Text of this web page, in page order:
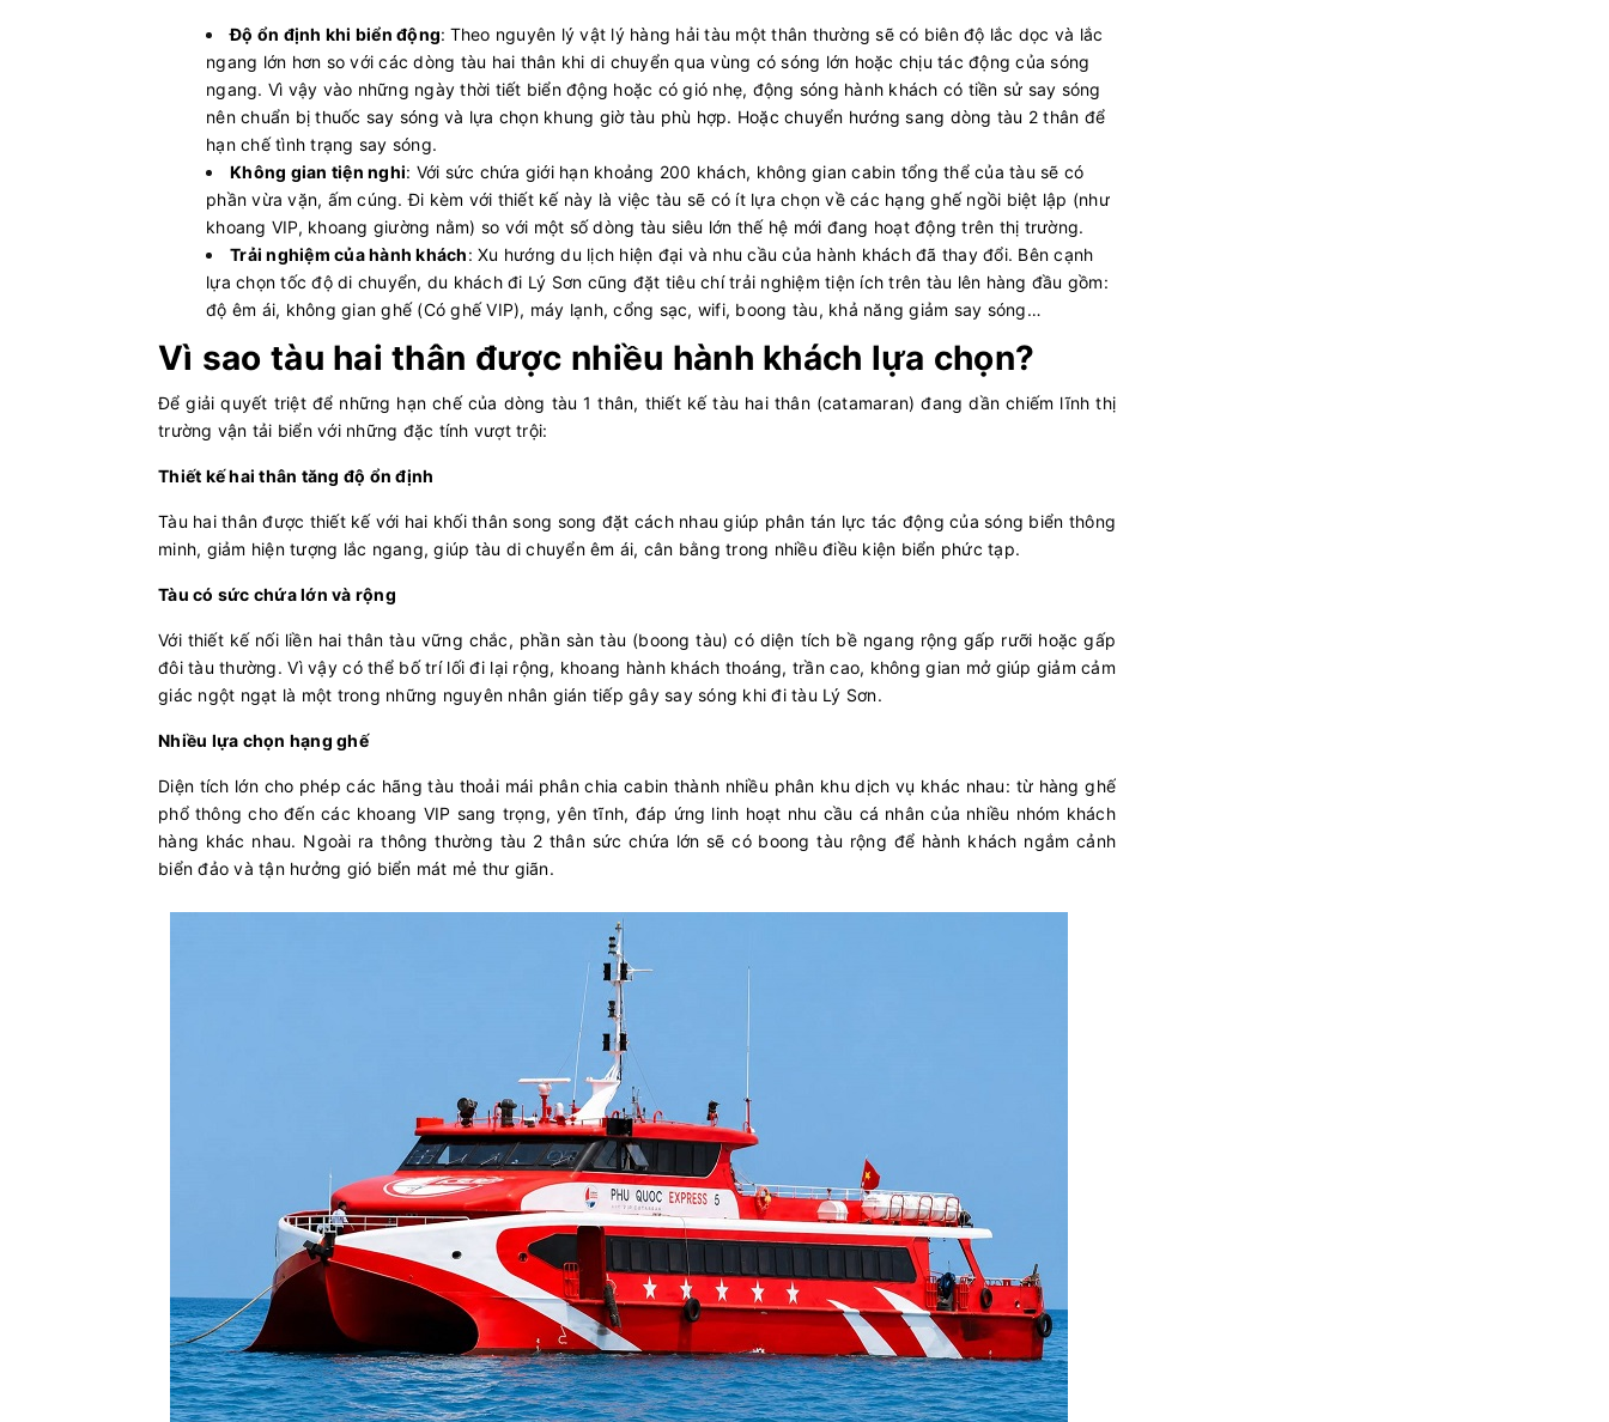
Độ ổn định khi biển động: Theo nguyên lý vật lý hàng hải tàu một thân thường sẽ có biên độ lắc dọc và lắc
ngang lớn hơn so với các dòng tàu hai thân khi di chuyển qua vùng có sóng lớn hoặc chịu tác động của sóng
ngang. Vì vậy vào những ngày thời tiết biển động hoặc có gió nhẹ, động sóng hành khách có tiền sử say sóng
nên chuẩn bị thuốc say sóng và lựa chọn khung giờ tàu phù hợp. Hoặc chuyển hướng sang dòng tàu 2 thân để
hạn chế tình trạng say sóng.
Không gian tiện nghi: Với sức chứa giới hạn khoảng 200 khách, không gian cabin tổng thể của tàu sẽ có
phần vừa vặn, ấm cúng. Đi kèm với thiết kế này là việc tàu sẽ có ít lựa chọn về các hạng ghế ngồi biệt lập (như
khoang VIP, khoang giường nằm) so với một số dòng tàu siêu lớn thế hệ mới đang hoạt động trên thị trường.
Trải nghiệm của hành khách: Xu hướng du lịch hiện đại và nhu cầu của hành khách đã thay đổi. Bên cạnh
lựa chọn tốc độ di chuyển, du khách đi Lý Sơn cũng đặt tiêu chí trải nghiệm tiện ích trên tàu lên hàng đầu gồm:
độ êm ái, không gian ghế (Có ghế VIP), máy lạnh, cổng sạc, wifi, boong tàu, khả năng giảm say sóng…
Vì sao tàu hai thân được nhiều hành khách lựa chọn?
Để giải quyết triệt để những hạn chế của dòng tàu 1 thân, thiết kế tàu hai thân (catamaran) đang dần chiếm lĩnh thị
trường vận tải biển với những đặc tính vượt trội:
Thiết kế hai thân tăng độ ổn định
Tàu hai thân được thiết kế với hai khối thân song song đặt cách nhau giúp phân tán lực tác động của sóng biển thông
minh, giảm hiện tượng lắc ngang, giúp tàu di chuyển êm ái, cân bằng trong nhiều điều kiện biển phức tạp.
Tàu có sức chứa lớn và rộng
Với thiết kế nối liền hai thân tàu vững chắc, phần sàn tàu (boong tàu) có diện tích bề ngang rộng gấp rưỡi hoặc gấp
đôi tàu thường. Vì vậy có thể bố trí lối đi lại rộng, khoang hành khách thoáng, trần cao, không gian mở giúp giảm cảm
giác ngột ngạt là một trong những nguyên nhân gián tiếp gây say sóng khi đi tàu Lý Sơn.
Nhiều lựa chọn hạng ghế
Diện tích lớn cho phép các hãng tàu thoải mái phân chia cabin thành nhiều phân khu dịch vụ khác nhau: từ hàng ghế
phổ thông cho đến các khoang VIP sang trọng, yên tĩnh, đáp ứng linh hoạt nhu cầu cá nhân của nhiều nhóm khách
hàng khác nhau. Ngoài ra thông thường tàu 2 thân sức chứa lớn sẽ có boong tàu rộng để hành khách ngắm cảnh
biển đảo và tận hưởng gió biển mát mẻ thư giãn.